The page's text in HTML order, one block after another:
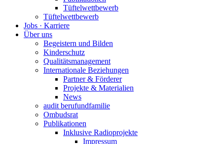
Tüftelwettbewerb
Tüftelwettbewerb
Jobs · Karriere
Über uns
Begeistern und Bilden
Kinderschutz
Qualitätsmanagement
Internationale Beziehungen
Partner & Förderer
Projekte & Materialien
News
audit berufundfamilie
Ombudsrat
Publikationen
Inklusive Radioprojekte
Impressum